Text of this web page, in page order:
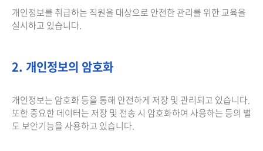
개인정보를 취급하는 직원을 대상으로 안전한 관리를 위한 교육을
실시하고 있습니다.
2. 개인정보의 암호화
개인정보는 암호화 등을 통해 안전하게 저장 및 관리되고 있습니다.
또한 중요한 데이터는 저장 및 전송 시 암호화하여 사용하는 등의 별
도 보안기능을 사용하고 있습니다.